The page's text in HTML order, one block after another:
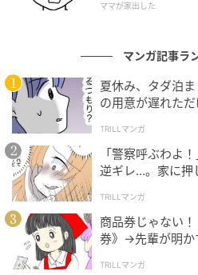
ママが家出した
マンガ記事ラ
夏休み、タダ泊
の用意が遅れただ
TRILLマンガ
「警察呼ぶわよ
逆ギレ…。家に押
TRILLマンガ
商品券じゃない
券》→先輩が明か
TRILLマンガ